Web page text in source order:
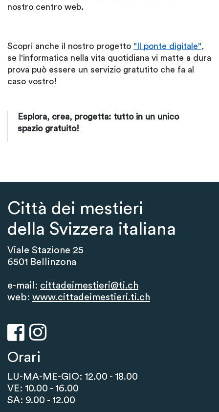
nostro centro web.
Scopri anche il nostro progetto "Il ponte digitale",
se l'informatica nella vita quotidiana vi matte a dura
prova può essere un servizio gratutito che fa al
caso vostro!
Esplora, crea, progetta: tutto in un unico
spazio gratuito!
Città dei mestieri
della Svizzera italiana
Viale Stazione 25
6501 Bellinzona
e-mail: cittadeimestieri@ti.ch
web: www.cittadeimestieri.ti.ch
Orari
LU-MA-ME-GIO: 12.00 - 18.00
VE: 10.00 - 16.00
SA: 9.00 - 12.00